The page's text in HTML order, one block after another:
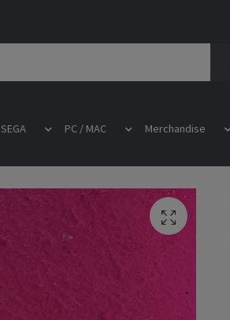
SEGA PC / MAC Merchandise